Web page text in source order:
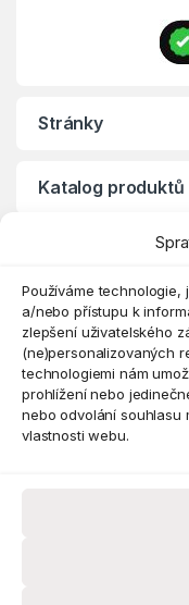
Používáme technologie,
a/nebo přístupu k
zlepšení uživatelského
(ne)personalizovaných
technologiemi nám
prohlížení nebo
nebo odvolání souhlasu
vlastnosti webu.
Stránky
Katalog produktů